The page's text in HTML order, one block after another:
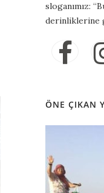
sloganımız:
derinliklerine
ÖNE ÇIKAN